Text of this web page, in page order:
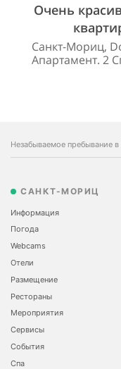
Очень
Санкт-Мориц,
Апартамент. 2
Незабываемое пребывание
САНКТ-МОРИЦ
Информация
Погода
Webcams
Отели
Размещение
Рестораны
Мероприятия
Сервисы
События
Спа